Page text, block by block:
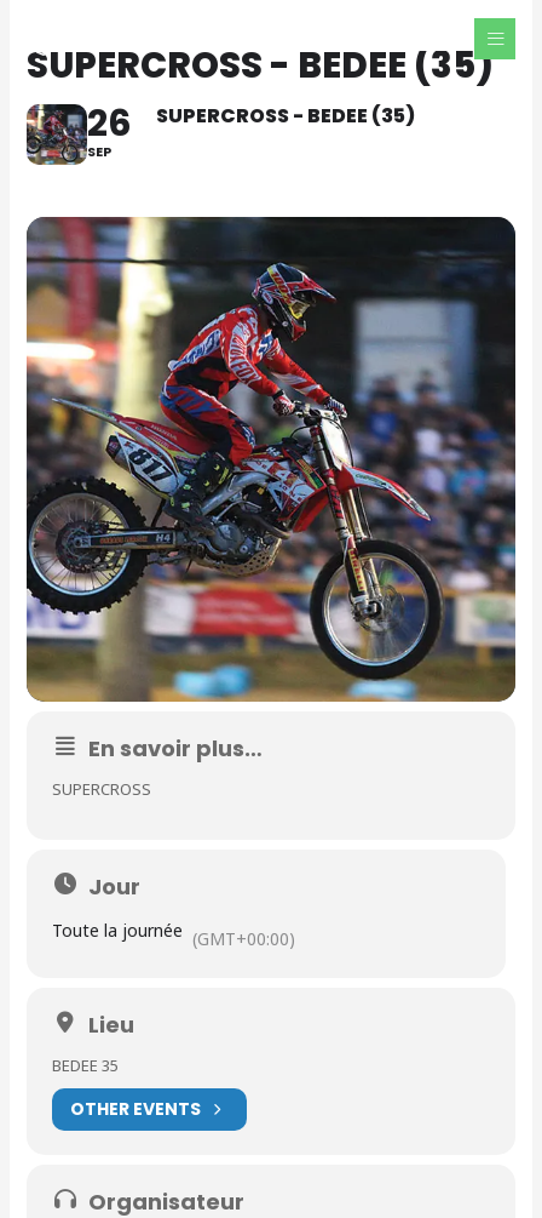
contenu
SUPERCROSS - BEDEE (35)
26
SEP
SUPERCROSS - BEDEE (35)
En savoir plus…
SUPERCROSS
Jour
Toute la journée (GMT+00:00)
Lieu
BEDEE 35
OTHER EVENTS
Organisateur